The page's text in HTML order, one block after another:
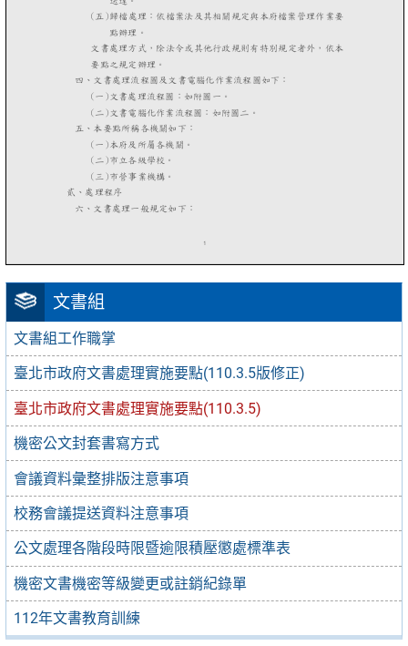
文書組
文書組工作職掌
臺北市政府文書處理實施要點(110.3.5版修正)
臺北市政府文書處理實施要點(110.3.5)
機密公文封套書寫方式
會議資料彙整排版注意事項
校務會議提送資料注意事項
公文處理各階段時限暨逾限積壓懲處標準表
機密文書機密等級變更或註銷紀錄單
112年文書教育訓練